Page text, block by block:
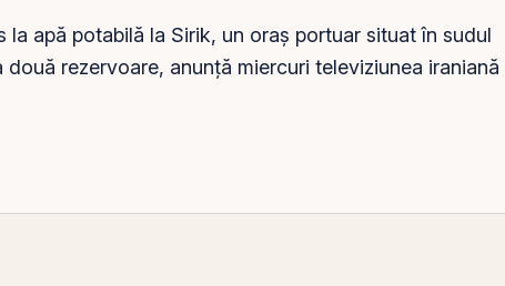
la apă potabilă la Sirik, un oraş portuar situat în sudul
rezervoare, anunţă miercuri televiziunea iraniană